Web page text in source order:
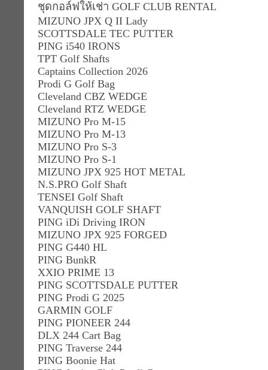
ชุดกอล์ฟให้เช่า GOLF CLUB RENTAL
MIZUNO JPX Q II Lady
SCOTTSDALE TEC PUTTER
PING i540 IRONS
TPT Golf Shafts
Captains Collection 2026
Prodi G Golf Bag
Cleveland CBZ WEDGE
Cleveland RTZ WEDGE
MIZUNO Pro M-15
MIZUNO Pro M-13
MIZUNO Pro S-3
MIZUNO Pro S-1
MIZUNO JPX 925 HOT METAL
N.S.PRO Golf Shaft
TENSEI Golf Shaft
VANQUISH GOLF SHAFT
PING iDi Driving IRON
MIZUNO JPX 925 FORGED
PING G440 HL
PING BunkR
XXIO PRIME 13
PING SCOTTSDALE PUTTER
PING Prodi G 2025
GARMIN GOLF
PING PIONEER 244
DLX 244 Cart Bag
PING Traverse 244
PING Boonie Hat